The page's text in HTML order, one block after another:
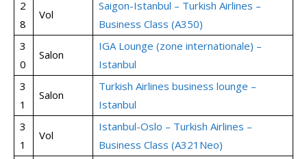
2
8
Vol
Saigon-Istanbul – Turkish Airlines –
Business Class (A350)
3
0
Salon
IGA Lounge (zone internationale) –
Istanbul
3
1
Salon
Turkish Airlines business lounge –
Istanbul
3
1
Vol
Istanbul-Oslo – Turkish Airlines –
Business Class (A321Neo)